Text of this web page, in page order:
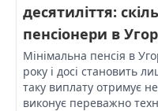
десятиліття:
пенсіонери в
Мінімальна пенсія в
року і досі становить
таку виплату отримує
виконує переважно